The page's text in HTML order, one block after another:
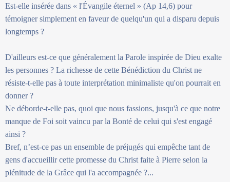
Est-elle insérée dans « l'Évangile éternel » (Ap 14,6) pour
témoigner simplement en faveur de quelqu'un qui a disparu depuis
longtemps ?
D'ailleurs est-ce que généralement la Parole inspirée de Dieu exalte
les personnes ? La richesse de cette Bénédiction du Christ ne
résiste-t-elle pas à toute interprétation minimaliste qu'on pourrait en
donner ?
Ne déborde-t-elle pas, quoi que nous fassions, jusqu'à ce que notre
manque de Foi soit vaincu par la Bonté de celui qui s'est engagé
ainsi ?
Bref, n’est-ce pas un ensemble de préjugés qui empêche tant de
gens d'accueillir cette promesse du Christ faite à Pierre selon la
plénitude de la Grâce qui l'a accompagnée ?...